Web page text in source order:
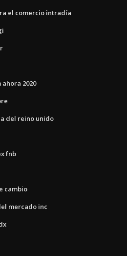
el comercio intradía
2020
del reino unido
fnb
cambio
mercado inc